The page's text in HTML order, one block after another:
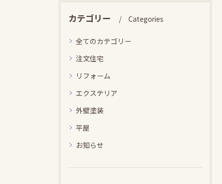
カテゴリー Categories
全てのカテゴリー
注文住宅
リフォーム
エクステリア
外壁塗装
平屋
お知らせ